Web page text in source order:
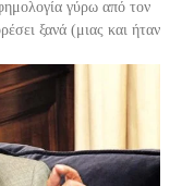
γύρω από τον
ξανά (μιας και ήταν